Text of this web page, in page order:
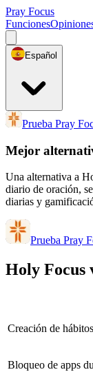
Pray Focus
Funciones
Español
Prueba Pray
Mejor
Una alternativa a
diario de oración,
diarias y
Prueba Pray
Holy Focus
Creación de hábitos
Bloqueo de apps